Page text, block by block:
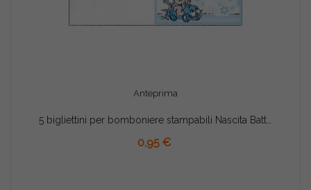
Anteprima
0,95 €